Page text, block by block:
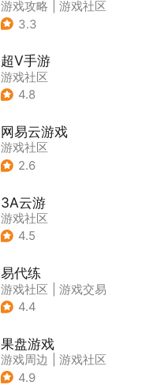
游戏攻略
游戏社区
3.3
超V手游
游戏社区
4.8
网易云游戏
游戏社区
2.6
3A云游
游戏社区
4.5
易代练
游戏社区
游戏交易
| 游戏攻略
4.4
果盘游戏
游戏周边
游戏社区
4.9